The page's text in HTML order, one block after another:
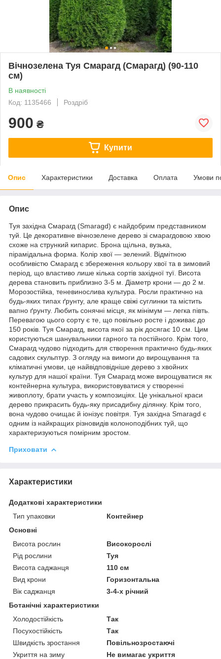
Вічнозелена Туя Смарагд (Смарагд) (90-110
см)
В наявності
Код: 1135466
Роздріб
900 ₴
Купити
Опис Характеристики Доставка Оплата Умови
Опис
Туя західна Смарагд (Smaragd) є найдобрим представником
туй. Це декоративне вічнозелене дерево зі смарагдовою хвою
схоже на стрункий кипарис. Брона щільна, вузька,
пірамідальна форма. Колір хвої — зелений. Відмітною
особливістю Смарагд є збереження кольору хвої та в зимовий
період, що властиво лише кілька сортів західної туї. Висота
дерева становить приблизно 3-5 м. Діаметр крони — до 2 м.
Морозостійка, теневинослива культура. Росли практично на
будь-яких типах ґрунту, але краще свіжі суглинки та містить
вапно ґрунту. Любить сонячні місця, як мінімум — легка півть.
Перевагою цього сорту є те, що повільно росте і доживає до
150 років. Туя Смарагд, висота якої за рік досягає 10 см. Цим
користуються шанувальники гарного та постійного. Крім того,
Смарагд чудово підходить для створення практично будь-яких
садових скульптур. З огляду на вимоги до вирощування та
кліматичні умови, це найвідповідніше дерево з хвойних
культур для нашої країни. Туя Смарагд може вирощуватися як
контейнерна культура, використовуватися у створенні
живоплоту, брати участь у композиціях. Це унікальної краси
дерево прикрасить будь-яку присадибну ділянку. Крім того,
вона чудово очищає й іонізує повітря. Туя західна Smaragd є
одним із найкращих різновидів колоноподібних туй, що
характеризуються помірним зростом.
Приховати
Характеристики
Додаткові характеристики
Тип упаковки
Контейнер
Основні
Висота рослин
Високорослі
Рід рослини
Туя
Висота саджанця
110 см
Вид крони
Горизонтальна
Вік саджанця
3-4-х річний
Ботанічні характеристики
Холодостійкість
Так
Посухостійкість
Так
Швидкість зростання
Повільнозростаючі
Укриття на зиму
Не вимагає укриття